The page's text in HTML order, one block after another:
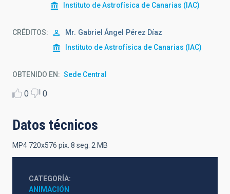
Instituto de Astrofísica de Canarias (IAC)
CRÉDITOS Mr. Gabriel Ángel
Pérez Díaz
Instituto de Astrofísica de Canarias (IAC)
OBTENIDO EN Sede Central
0 0
Datos técnicos
MP4 720x576 pix. 8 seg. 2 MB
CATEGORÍA
ANIMACIÓN